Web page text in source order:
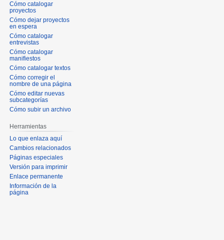
Cómo catalogar
proyectos
Cómo dejar proyectos
en espera
Cómo catalogar
entrevistas
Cómo catalogar
manifiestos
Cómo catalogar textos
Cómo corregir el
nombre de una página
Cómo editar nuevas
subcategorías
Cómo subir un archivo
Herramientas
Lo que enlaza aquí
Cambios relacionados
Páginas especiales
Versión para imprimir
Enlace permanente
Información de la
página